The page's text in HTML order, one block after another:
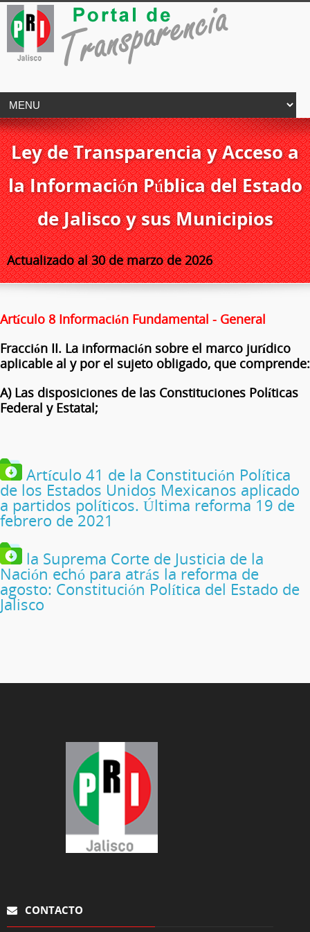
Ley de Transparencia y Acceso a
la Información Pública del Estado
de Jalisco y sus Municipios
Actualizado al 30 de marzo de 2026
Artículo 8 Información Fundamental - General
Fracción II. La información sobre el marco jurídico
aplicable al y por el sujeto obligado, que comprende:
A) Las disposiciones de las Constituciones Políticas
Federal y Estatal;
Artículo 41 de la Constitución Política
de los Estados Unidos Mexicanos aplicado
a partidos políticos. Última reforma 19 de
febrero de 2021
la Suprema Corte de Justicia de la
Nación echó para atrás la reforma de
agosto: Constitución Política del Estado de
Jalisco
CONTACTO